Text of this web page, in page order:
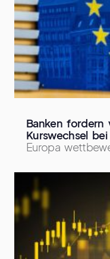
Banken fordern
Kurswechsel
Europa